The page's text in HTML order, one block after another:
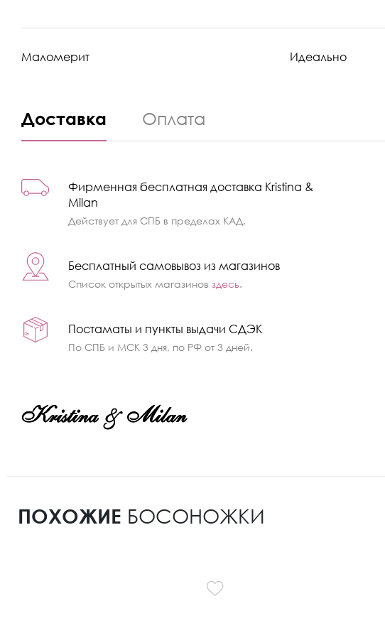
Маломерит Идеально
Доставка Оплата
Фирменная бесплатная доставка Kristina &
Milan
Действует для СПБ в пределах КАД.
Бесплатный самовывоз из магазинов
Список открытых магазиновздесь.
Постаматы и пункты выдачи СДЭК
По СПБ и МСК 3 дня, по РФ от 3 дней.
ПОХОЖИЕ БОСОНОЖКИ